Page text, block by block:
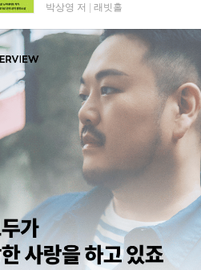
박상영 저 래빗홀